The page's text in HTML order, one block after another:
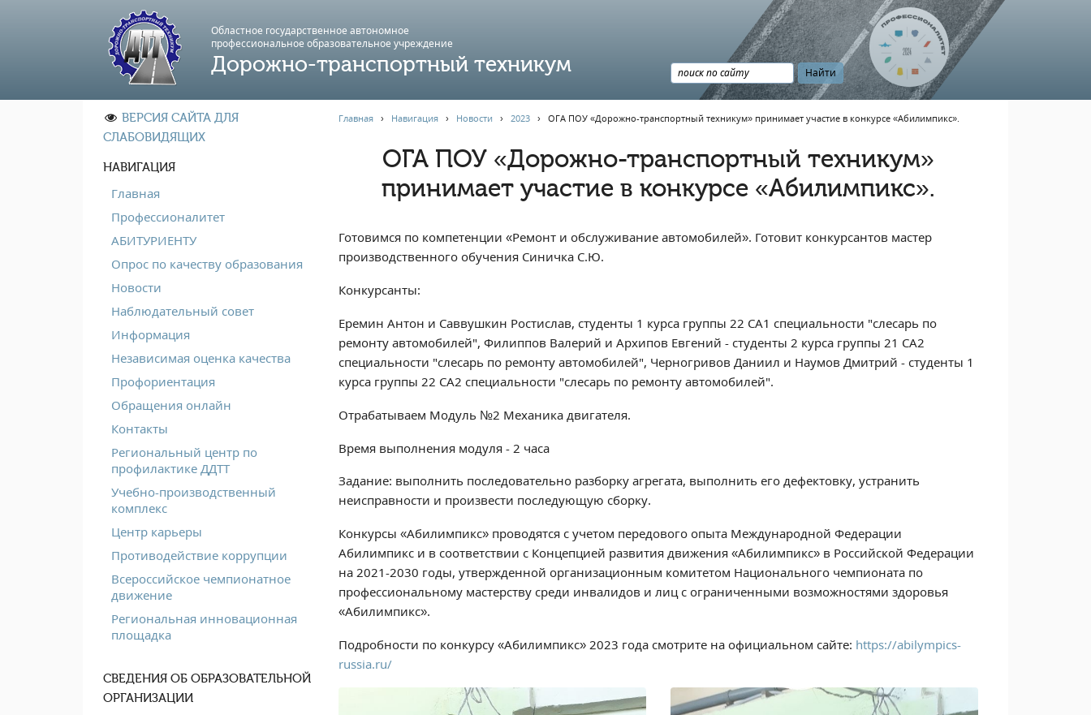
Областное государственное автономное
профессиональноe образовательное учреждение
Дорожно-транспортный техникум
ВЕРСИЯ САЙТА ДЛЯ
СЛАБОВИДЯЩИХ
НАВИГАЦИЯ
Главная
Профессионалитет
АБИТУРИЕНТУ
Опрос по качеству образования
Новости
Наблюдательный совет
Информация
Независимая оценка качества
Профориентация
Обращения онлайн
Контакты
Региональный центр по
профилактике ДДТТ
Учебно-производственный
комплекс
Центр карьеры
Противодействие коррупции
Всероссийское чемпионатное
движение
Региональная инновационная
площадка
СВЕДЕНИЯ ОБ ОБРАЗОВАТЕЛЬНОЙ
ОРГАНИЗАЦИИ
Главная› Навигация› Новости › 2023› ОГА ПОУ «Дорожно-транспортный техникум» принимает участие в конкурсе «Абилимпикс».
ОГА ПОУ «Дорожно-транспортный техникум»
принимает участие в конкурсе «Абилимпикс».
Готовимся по компетенции «Ремонт и обслуживание автомобилей». Готовит конкурсантов мастер
производственного обучения Синичка С.Ю.
Конкурсанты:
Еремин Антон и Саввушкин Ростислав, студенты 1 курса группы 22 СА1 специальности "слесарь по
ремонту автомобилей", Филиппов Валерий и Архипов Евгений - студенты 2 курса группы 21 СА2
специальности "слесарь по ремонту автомобилей", Черногривов Даниил и Наумов Дмитрий - студенты 1
курса группы 22 СА2 специальности "слесарь по ремонту автомобилей".
Отрабатываем Модуль №2 Механика двигателя.
Время выполнения модуля - 2 часа
Задание: выполнить последовательно разборку агрегата, выполнить его дефектовку, устранить
неисправности и произвести последующую сборку.
Конкурсы «Абилимпикс» проводятся с учетом передового опыта Международной Федерации
Абилимпикс и в соответствии с Концепцией развития движения «Абилимпикс» в Российской Федерации
на 2021-2030 годы, утвержденной организационным комитетом Национального чемпионата по
профессиональному мастерству среди инвалидов и лиц с ограниченными возможностями здоровья
«Абилимпикс».
Подробности по конкурсу «Абилимпикс» 2023 года смотрите на официальном сайте: https://abilympics-
russia.ru/